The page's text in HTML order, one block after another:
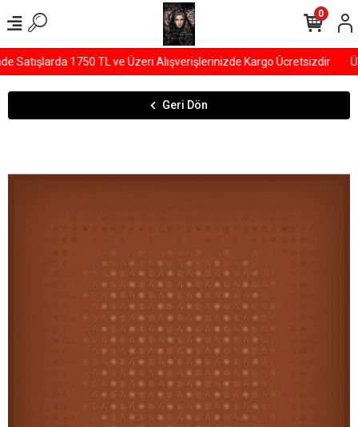
Satışlarda 1750 TL ve Üzeri Alışverişlerinizde Kargo Ücretsizdir
0
Geri Dön